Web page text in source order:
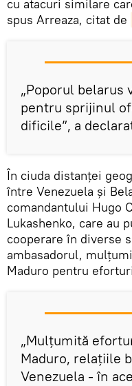
cu atacuri similare
spus Arreaza, citat de
„Poporul belarus
pentru sprijinul
dificile”, a
În ciuda distanței
între Venezuela și
comandantului Hugo
Lukashenko, care au
cooperare în diverse
ambasadorul,
Maduro pentru
„Mulțumită
Maduro, relațiile
Venezuela - în